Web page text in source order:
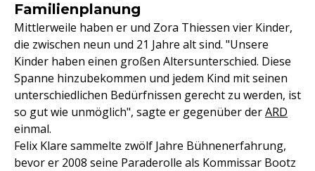
Familienplanung
Mittlerweile haben er und Zora Thiessen vier Kinder,
die zwischen neun und 21 Jahre alt sind. "Unsere
Kinder haben einen großen Altersunterschied. Diese
Spanne hinzubekommen und jedem Kind mit seinen
unterschiedlichen Bedürfnissen gerecht zu werden, ist
so gut wie unmöglich", sagte er gegenüber derARD
einmal.
Felix Klare sammelte zwölf Jahre Bühnenerfahrung,
bevor er 2008 seine Paraderolle als Kommissar Bootz